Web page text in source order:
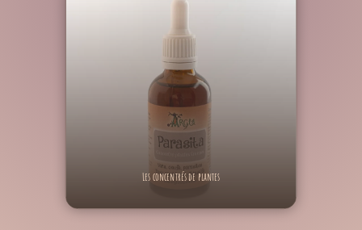
Les concentrés de plantes